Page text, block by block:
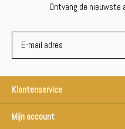
Ontvang de nieuwste
Klantenservice
Mijn account